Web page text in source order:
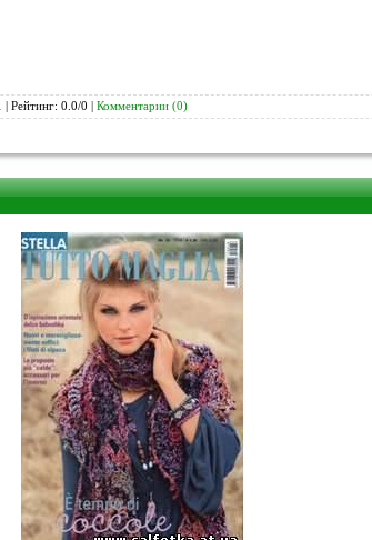
| Рейтинг: 0.0/0 | Комментарии (0)